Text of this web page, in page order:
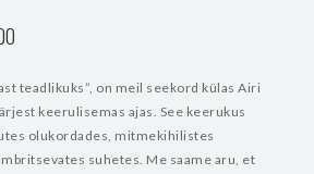
teadlikuks”, on meil seekord külas Airi
keerulisemas ajas. See keerukus
olukordades, mitmekihilistes
suhetes. Me saame aru, et